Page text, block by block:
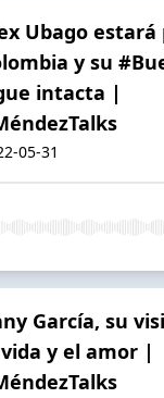
Ubago
y su
intacta |
05-31
García, su
y el amor |